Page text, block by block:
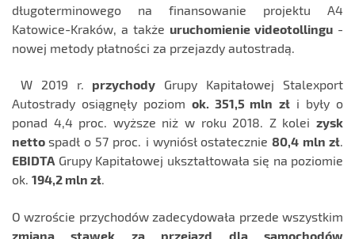
długoterminowego na finansowanie projektu A4
Katowice-Kraków, a także uruchomienie videotollingu -
nowej metody płatności za przejazdy autostradą.
W 2019 r. przychody Grupy Kapitałowej Stalexport
Autostrady osiągnęły poziom ok. 351,5 mln zł i były o
ponad 4,4 proc. wyższe niż w roku 2018. Z kolei zysk
nettospadł o 57 proc. i wyniósł ostatecznie 80,4 mln zł.
EBIDTA Grupy Kapitałowej ukształtowała się na poziomie
ok. 194,2 mln zł.
O wzroście przychodów zadecydowała przede wszystkim
zmiana stawek za przejazd dla samochodów